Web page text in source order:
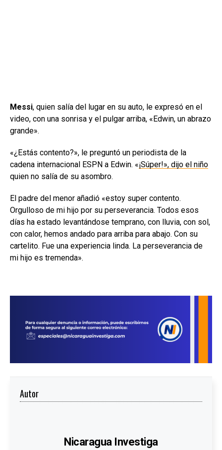
Messi, quien salía del lugar en su auto, le expresó en el
video, con una sonrisa y el pulgar arriba, «Edwin, un abrazo
grande».
«¿Estás contento?», le preguntó un periodista de la
cadena internacional ESPN a Edwin. «¡Súper!», dijo el niño
quien no salía de su asombro.
El padre del menor añadió «estoy super contento.
Orgulloso de mi hijo por su perseverancia. Todos esos
días ha estado levantándose temprano, con lluvia, con sol,
con calor, hemos andado para arriba para abajo. Con su
cartelito. Fue una experiencia linda. La perseverancia de
mi hijo es tremenda».
Autor
Nicaragua Investiga